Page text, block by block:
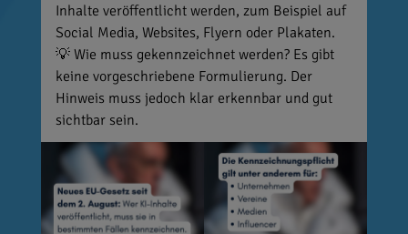
Inhalte veröffentlicht werden, zum Beispiel auf
Social Media, Websites, Flyern oder Plakaten.
💡 Wie muss gekennzeichnet werden? Es gibt
keine vorgeschriebene Formulierung. Der
Hinweis muss jedoch klar erkennbar und gut
sichtbar sein.